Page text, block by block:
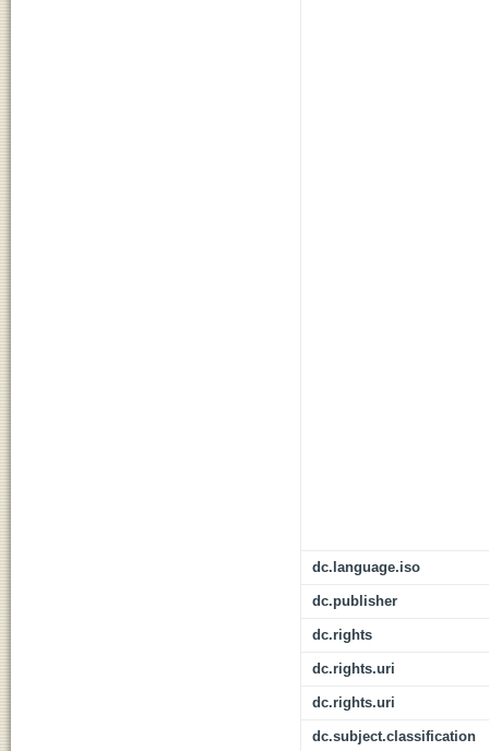
dc.language.iso
dc.publisher
dc.rights
dc.rights.uri
dc.rights.uri
dc.subject.classification